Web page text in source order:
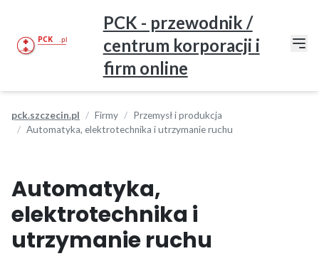
PCK - przewodnik /
centrum korporacji i
firm online
pck.szczecin.pl Firmy
Przemysł i produkcja
Automatyka, elektrotechnika i utrzymanie ruchu
Automatyka,
elektrotechnika i
utrzymanie ruchu